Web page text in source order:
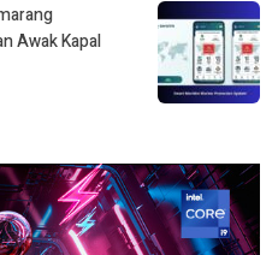
Awak Kapal